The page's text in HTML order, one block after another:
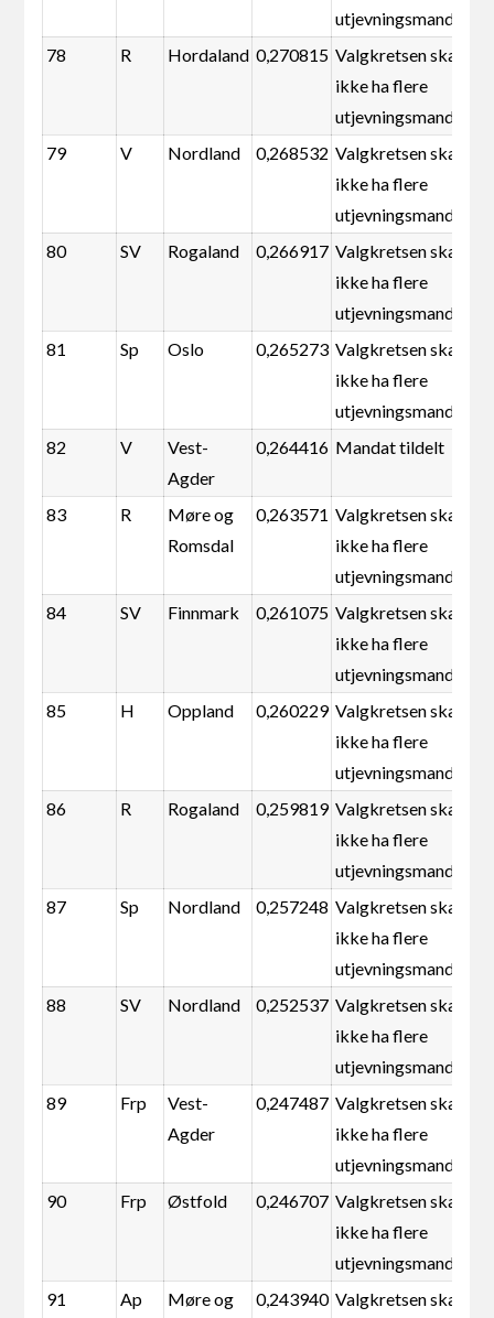
utjevningsmandater
78
R Hordaland 0,270815 Valgkretsen skal
ikke ha flere
utjevningsmandater
79
V Nordland 0,268532 Valgkretsen skal
ikke ha flere
utjevningsmandater
80
SV Rogaland 0,266917 Valgkretsen skal
ikke ha flere
utjevningsmandater
81
Sp Oslo 0,265273 Valgkretsen skal
ikke ha flere
utjevningsmandater
82
V
Vest-
Agder
0,264416 Mandat tildelt
83 R
Møre og
Romsdal
0,263571 Valgkretsen skal
ikke ha flere
utjevningsmandater
84
SV Finnmark 0,261075 Valgkretsen skal
ikke ha flere
utjevningsmandater
85
H Oppland 0,260229 Valgkretsen skal
ikke ha flere
utjevningsmandater
86
R Rogaland 0,259819 Valgkretsen skal
ikke ha flere
utjevningsmandater
87
Sp Nordland 0,257248 Valgkretsen skal
ikke ha flere
utjevningsmandater
88
SV Nordland 0,252537 Valgkretsen skal
ikke ha flere
utjevningsmandater
89
Frp
Vest-
Agder
0,247487 Valgkretsen skal
ikke ha flere
utjevningsmandater
90
Frp Østfold 0,246707 Valgkretsen skal
ikke ha flere
utjevningsmandater
91
Ap
Møre og
0,243940 Valgkretsen skal